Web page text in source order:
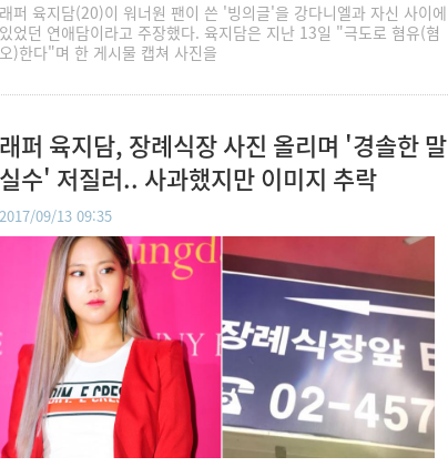
래퍼 육지담(20)이 워너원 팬이 쓴 '빙의글'을 강다니엘과 자신 사이에
있었던 연애담이라고 주장했다. 육지담은 지난 13일 "극도로 혐유(혐
오)한다"며 한 게시물 캡쳐 사진을
래퍼 육지담, 장례식장 사진 올리며 '경솔한 말
실수' 저질러.. 사과했지만 이미지 추락
2017/09/13 09:35